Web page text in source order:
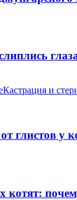
Кастрация и
глистов у
котят: